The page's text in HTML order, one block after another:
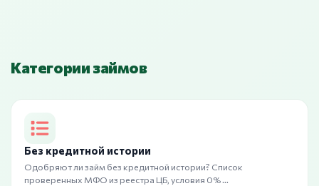
Категории займов
Без кредитной истории
Одобряют ли займ без кредитной истории? Список
проверенных МФО из реестра ЦБ, условия 0% …